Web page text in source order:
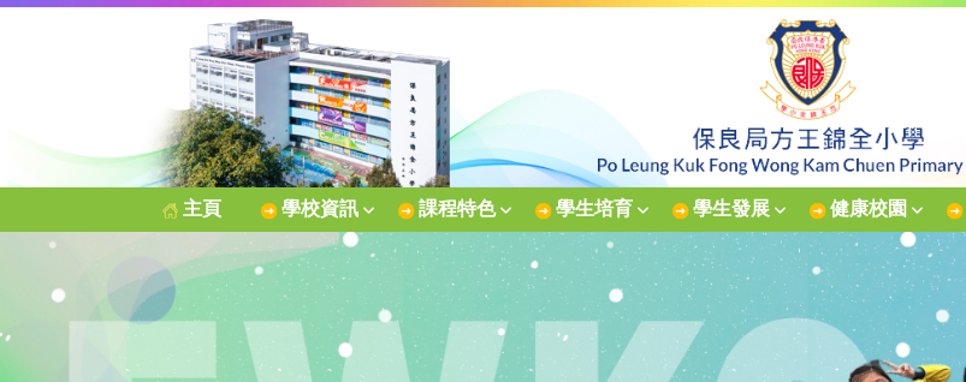
主頁 學校資訊 課程特色 學生培育 學生發展 健康校園